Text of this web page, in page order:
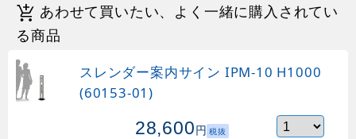
あわせて買いたい、よく一緒に購入されてい
る商品
スレンダー案内サイン IPM-10 H1000
(60153-01)
28,600円 税抜